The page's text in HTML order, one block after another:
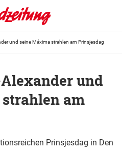
und seine Máxima strahlen am Prinsjesdag
und
am
Prinsjesdag in Den